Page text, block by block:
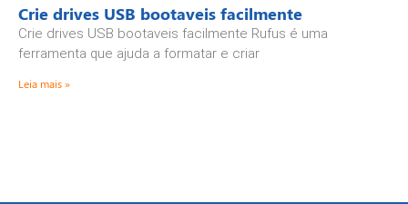
Crie drives USB bootaveis facilmente
Crie drives USB bootaveis facilmente Rufus é uma
ferramenta que ajuda a formatar e criar
Leia mais »